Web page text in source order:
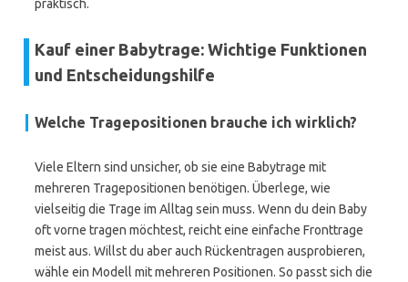
praktisch.
Kauf einer Babytrage: Wichtige Funktionen
und Entscheidungshilfe
Welche Tragepositionen brauche ich wirklich?
Viele Eltern sind unsicher, ob sie eine Babytrage mit
mehreren Tragepositionen benötigen. Überlege, wie
vielseitig die Trage im Alltag sein muss. Wenn du dein Baby
oft vorne tragen möchtest, reicht eine einfache Fronttrage
meist aus. Willst du aber auch Rückentragen ausprobieren,
wähle ein Modell mit mehreren Positionen. So passt sich die